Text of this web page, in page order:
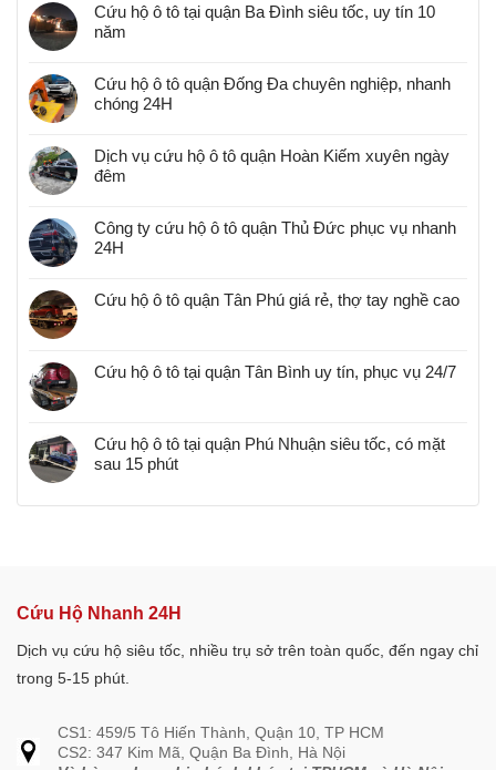
Cứu hộ ô tô tại quận Ba Đình siêu tốc, uy tín 10
năm
Cứu hộ ô tô quận Đống Đa chuyên nghiệp, nhanh
chóng 24H
Dịch vụ cứu hộ ô tô quận Hoàn Kiếm xuyên ngày
đêm
Công ty cứu hộ ô tô quận Thủ Đức phục vụ nhanh
24H
Cứu hộ ô tô quận Tân Phú giá rẻ, thợ tay nghề cao
Cứu hộ ô tô tại quận Tân Bình uy tín, phục vụ 24/7
Cứu hộ ô tô tại quận Phú Nhuận siêu tốc, có mặt
sau 15 phút
Cứu Hộ Nhanh 24H
Dịch vụ cứu hộ siêu tốc, nhiều trụ sở trên toàn quốc, đến ngay chỉ
trong 5-15 phút.
CS1: 459/5 Tô Hiến Thành, Quận 10, TP HCM
CS2: 347 Kim Mã, Quận Ba Đình, Hà Nội